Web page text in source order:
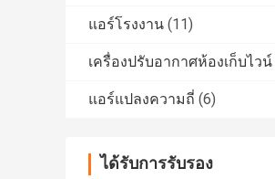
แอร์โรงงาน (11)
เครื่องปรับอากาศห้องเก็บไวน์
แอร์แปลงความถี่ (6)
ได้รับการรับรอง